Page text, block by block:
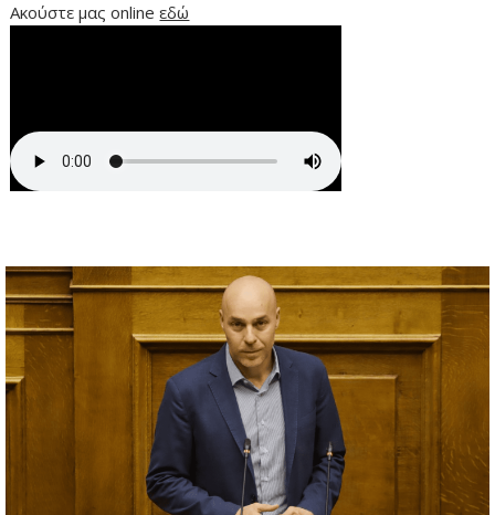
Ακούστε μας onlineεδώ